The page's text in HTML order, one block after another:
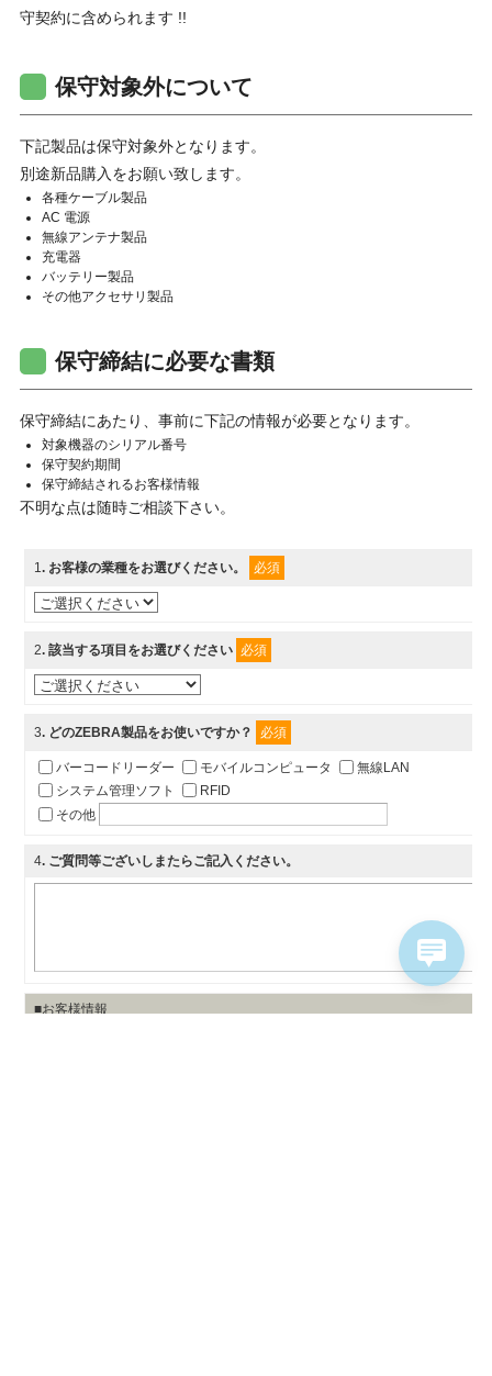
守契約に含められます !!
保守対象外について
下記製品は保守対象外となります。
別途新品購入をお願い致します。
各種ケーブル製品
AC 電源
無線アンテナ製品
充電器
バッテリー製品
その他アクセサリ製品
保守締結に必要な書類
保守締結にあたり、事前に下記の情報が必要となります。
対象機器のシリアル番号
保守契約期間
保守締結されるお客様情報
不明な点は随時ご相談下さい。
1. お客様の業種をお選びください。 必須
2. 該当する項目をお選びください 必須
3. どのZEBRA製品をお使いですか？ 必須
バーコードリーダー モバイルコンピュータ
無線LAN
システム管理ソフト
RFID
その他
4. ご質問等ございしまたらご記入ください。
■お客様情報